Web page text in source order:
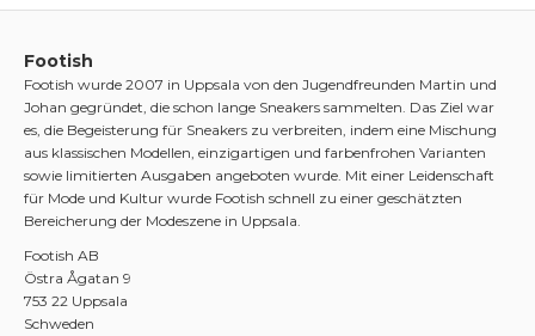
Footish
Footish wurde 2007 in Uppsala von den Jugendfreunden Martin und
Johan gegründet, die schon lange Sneakers sammelten. Das Ziel war
es, die Begeisterung für Sneakers zu verbreiten, indem eine Mischung
aus klassischen Modellen, einzigartigen und farbenfrohen Varianten
sowie limitierten Ausgaben angeboten wurde. Mit einer Leidenschaft
für Mode und Kultur wurde Footish schnell zu einer geschätzten
Bereicherung der Modeszene in Uppsala.
Footish AB
Östra Ågatan 9
753 22 Uppsala
Schweden